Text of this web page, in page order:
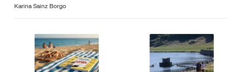
Karina Sainz Borgo